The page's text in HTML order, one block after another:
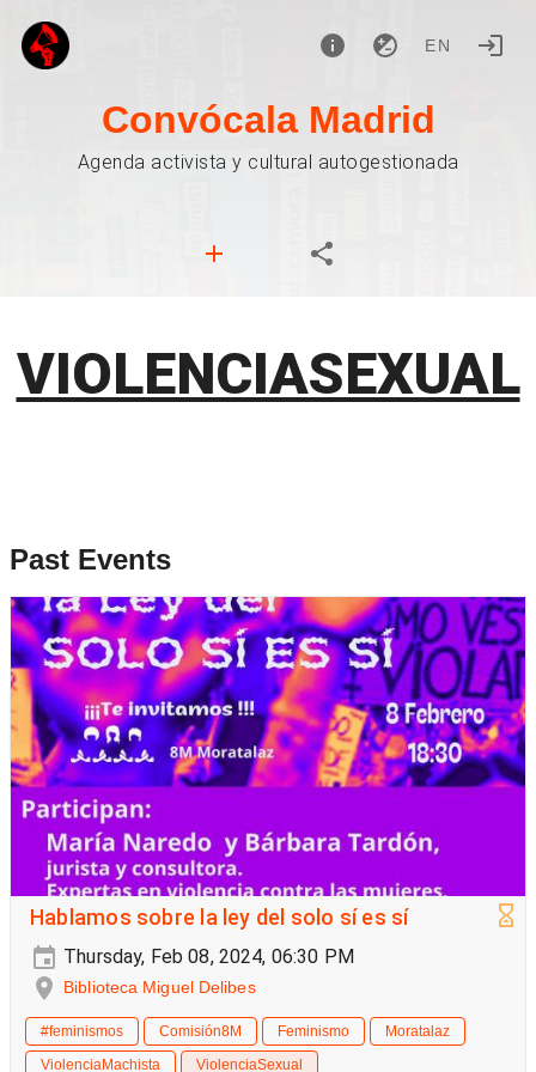
EN
Convócala Madrid
Agenda activista y cultural autogestionada
VIOLENCIASEXUAL
Past Events
Hablamos sobre la ley del solo sí es sí
Thursday, Feb 08, 2024, 06:30 PM
Biblioteca Miguel Delibes
#feminismos Comisión8M Feminismo
Moratalaz
ViolenciaMachista
ViolenciaSexual